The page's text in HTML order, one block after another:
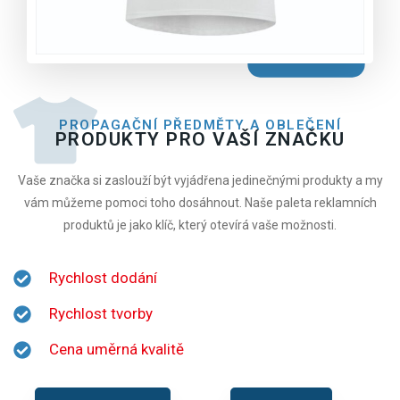
PROPAGAČNÍ PŘEDMĚTY A OBLEČENÍ
PRODUKTY PRO VAŠÍ ZNAČKU
Vaše značka si zaslouží být vyjádřena jedinečnými produkty a my
vám můžeme pomoci toho dosáhnout. Naše paleta reklamních
produktů je jako klíč, který otevírá vaše možnosti.
Rychlost dodání
Rychlost tvorby
Cena uměrná kvalitě